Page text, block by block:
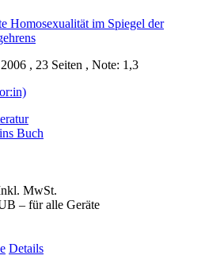
, 23 Seiten , Note: 1,3
Buch
MwSt.
– für alle Geräte
Details